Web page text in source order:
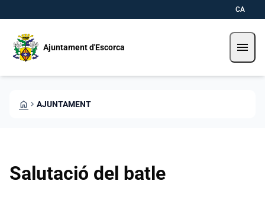
CA
Ajuntament d'Escorca menu
HOME CHEVRON_RIGHT AJUNTAMENT
Salutació del batle